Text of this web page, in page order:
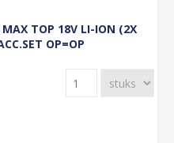
MAX TOP 18V LI-ION (2X
OP=OP